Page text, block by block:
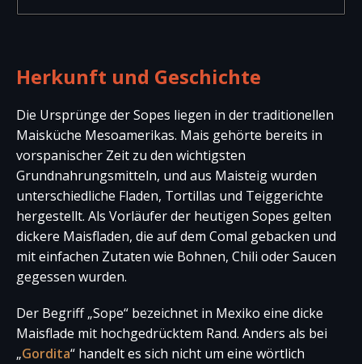
Herkunft und Geschichte
Die Ursprünge der Sopes liegen in der traditionellen
Maisküche Mesoamerikas. Mais gehörte bereits in
vorspanischer Zeit zu den wichtigsten
Grundnahrungsmitteln, und aus Maisteig wurden
unterschiedliche Fladen, Tortillas und Teiggerichte
hergestellt. Als Vorläufer der heutigen Sopes gelten
dickere Maisfladen, die auf dem Comal gebacken und
mit einfachen Zutaten wie Bohnen, Chili oder Saucen
gegessen wurden.
Der Begriff „Sope“ bezeichnet in Mexiko eine dicke
Maisflade mit hochgedrücktem Rand. Anders als bei
„Gordita“ handelt es sich nicht um eine wörtlich